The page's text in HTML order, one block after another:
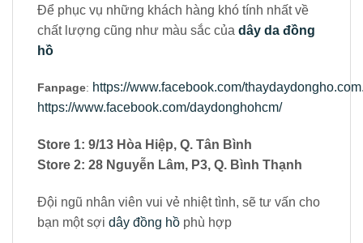
Để phục vụ những khách hàng khó tính nhất về
chất lượng cũng như màu sắc của dây da đồng
hồ
Fanpage: https://www.facebook.com/
https://www.facebook.com/daydonghohcm/
Store 1: 9/13 Hòa Hiệp, Q. Tân Bình
Store 2: 28 Nguyễn Lâm, P3, Q. Bình Thạnh
Đội ngũ nhân viên vui vẻ nhiệt tình, sẽ tư vấn cho
bạn một sợi dây đồng hồ phù hợp